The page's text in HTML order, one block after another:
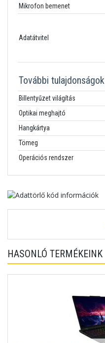
Mikrofon bemenet
Adatátvitel
További tulajdonságok
Billentyűzet világítás
Optikai meghajtó
Hangkártya
Tömeg
Operációs rendszer
HASONLÓ TERMÉKEINK